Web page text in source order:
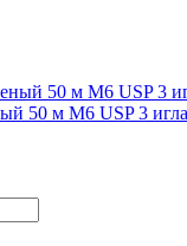
50 м М6 USP 3